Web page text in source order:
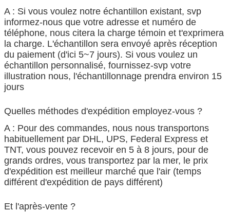
A : Si vous voulez notre échantillon existant, svp
informez-nous que votre adresse et numéro de
téléphone, nous citera la charge témoin et t'exprimera
la charge. L'échantillon sera envoyé après réception
du paiement (d'ici 5~7 jours). Si vous voulez un
échantillon personnalisé, fournissez-svp votre
illustration nous, l'échantillonnage prendra environ 15
jours
Quelles méthodes d'expédition employez-vous ?
A : Pour des commandes, nous nous transportons
habituellement par DHL, UPS, Federal Express et
TNT, vous pouvez recevoir en 5 à 8 jours, pour de
grands ordres, vous transportez par la mer, le prix
d'expédition est meilleur marché que l'air (temps
différent d'expédition de pays différent)
Et l'après-vente ?